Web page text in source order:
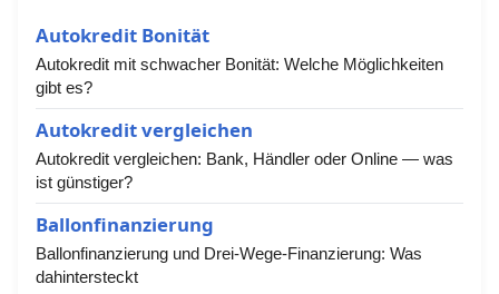
Autokredit Bonität
Autokredit mit schwacher Bonität: Welche Möglichkeiten
gibt es?
Autokredit vergleichen
Autokredit vergleichen: Bank, Händler oder Online — was
ist günstiger?
Ballonfinanzierung
Ballonfinanzierung und Drei-Wege-Finanzierung: Was
dahintersteckt